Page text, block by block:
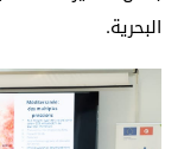
البحرية.